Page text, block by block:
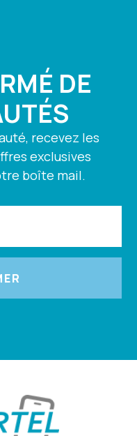
DE
recevez les
exclusives
boîte mail.